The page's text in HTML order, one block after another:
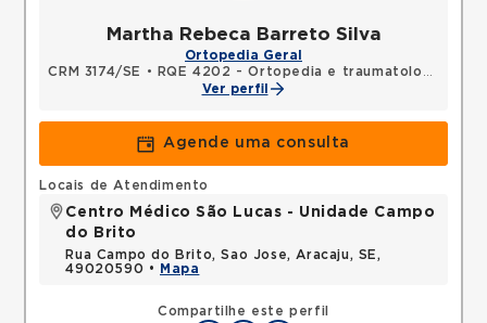
Martha Rebeca Barreto Silva
Ortopedia Geral
CRM 3174/SE
•
RQE 4202 - Ortopedia e traumatologia
Ver perfil
Agende uma consulta
Compartilhe este perfil
Locais de Atendimento
Centro Médico São Lucas - Unidade Campo
do Brito
Rua Campo do Brito, Sao Jose, Aracaju, SE,
49020590 •
Mapa